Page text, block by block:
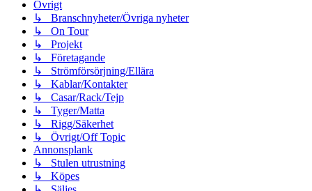
Övrigt
↳ Branschnyheter/Övriga nyheter
↳ On Tour
↳ Projekt
↳ Företagande
↳ Strömförsörjning/Ellära
↳ Kablar/Kontakter
↳ Casar/Rack/Tejp
↳ Tyger/Matta
↳ Rigg/Säkerhet
↳ Övrigt/Off Topic
Annonsplank
↳ Stulen utrustning
↳ Köpes